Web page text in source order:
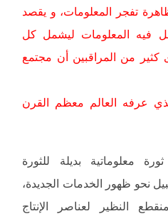
تفجر المعلومات، و يقصد
فيه المعلومات ليشمل كل
كثير من المراقبين أن مجتمع
عرفه العالم معظم القرن
معلوماتية بديلة للثورة
نحو ظهور الخدمات الجديدة،
النظير لعناصر الإنتاج